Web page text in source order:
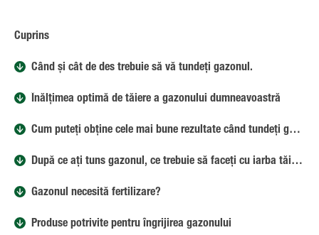
Cuprins
Când și cât de des trebuie să vă tundeți gazonul.
Înălțimea optimă de tăiere a gazonului dumneavoastră
Cum puteți obține cele mai bune rezultate când tundeți gazonul.
După ce ați tuns gazonul, ce trebuie să faceți cu iarba tăiată?
Gazonul necesită fertilizare?
Produse potrivite pentru îngrijirea gazonului